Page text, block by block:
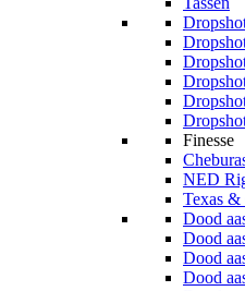
Finesse
NED
Texas
Dood
Dood
Dood
Dood